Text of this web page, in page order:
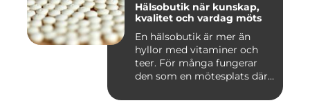
Hälsobutik när kunskap,
kvalitet och vardag möts
En hälsobutik är mer än
hyllor med vitaminer och
teer. För många fungerar
den som en mötesplats där